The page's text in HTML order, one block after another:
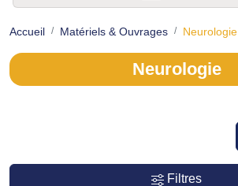
Accueil Matériels & Ouvrages Neurologie
Neurologie
Filtres